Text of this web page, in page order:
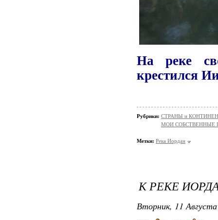
На реке
крестился
Рубрики: СТРАНЫ и
МОИ СОБСТВЕННЫЕ
Метки: Река Иордан
К РЕКЕ
Вторник, 11